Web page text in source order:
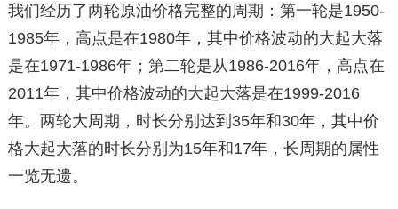
我们经历了两轮原油价格完整的周期：第一轮是1950-
1985年，高点是在1980年，其中价格波动的大起大落
是在1971-1986年；第二轮是从1986-2016年，高点在
2011年，其中价格波动的大起大落是在1999-2016
年。两轮大周期，时长分别达到35年和30年，其中价
格大起大落的时长分别为15年和17年，长周期的属性
一览无遗。